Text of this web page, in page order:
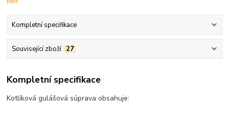
Kompletní specifikace
Související zboží 27
Kompletní specifikace
Kotlíková gulášová súprava obsahuje: